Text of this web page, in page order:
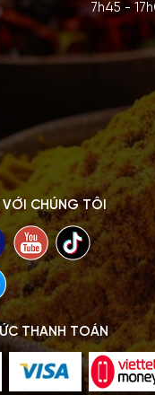
7h45 -
VỚI CHÚNG TÔI
THANH TOÁN